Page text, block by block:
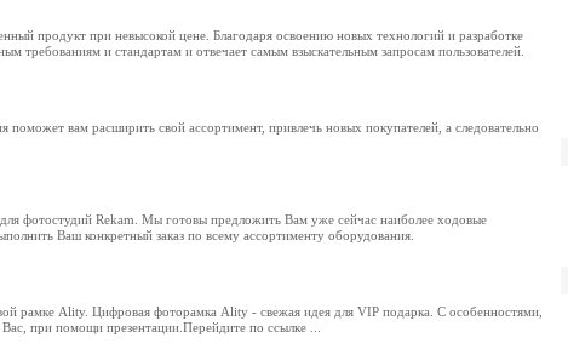
продукт при невысокой цене. Благодаря освоению новых технологий и разработке
требованиям и стандартам и отвечает самым взыскательным запросам пользователей.
вам расширить свой ассортимент, привлечь новых покупателей, а следовательно
фотостудий Rekam. Мы готовы предложить Вам уже сейчас наиболее ходовые
Ваш конкретный заказ по всему ассортименту оборудования.
рамке Ality. Цифровая фоторамка Ality - свежая идея для VIP подарка. С особенностями,
при помощи презентации.Перейдите по ссылке ...